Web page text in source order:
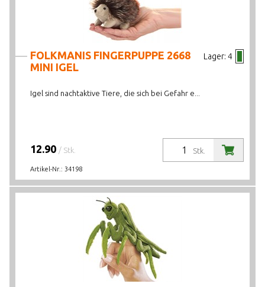
Lager: 4
FOLKMANIS FINGERPUPPE 2668
MINI IGEL
Igel sind nachtaktive Tiere, die sich bei Gefahr e...
Stk.
12.90 / Stk.
Artikel-Nr.: 34198